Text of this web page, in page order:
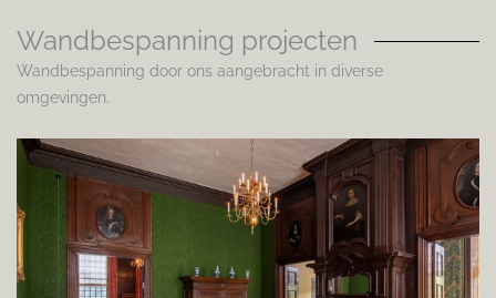
Wandbespanning projecten
Wandbespanning door ons aangebracht in diverse
omgevingen.